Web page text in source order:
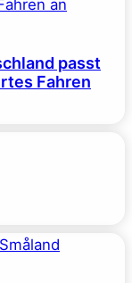
passt
Fahren